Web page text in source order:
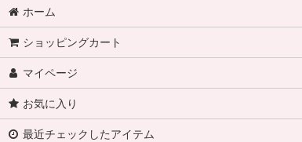
ホーム
ショッピングカート
マイページ
お気に入り
最近チェックしたアイテム